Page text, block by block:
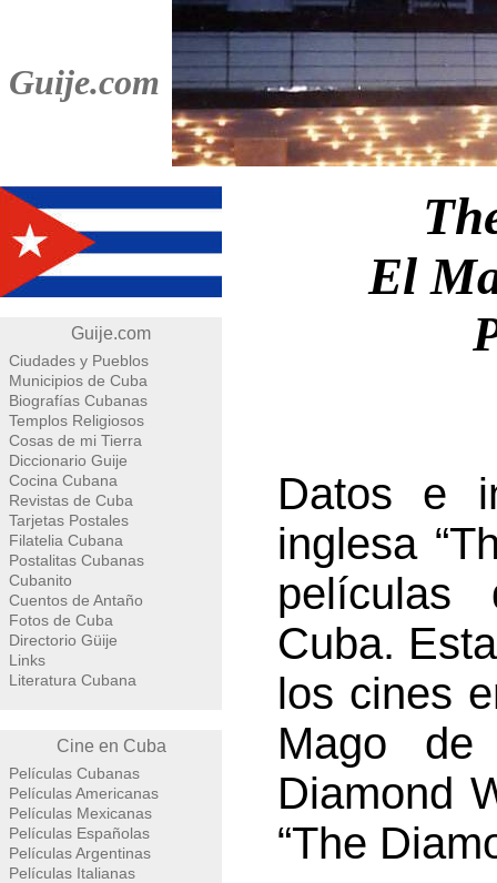
Guije.com
Guije.com
Ciudades y Pueblos
Municipios de Cuba
Biografías Cubanas
Templos Religiosos
Cosas de mi Tierra
Diccionario Guije
Cocina Cubana
Revistas de Cuba
Tarjetas Postales
Filatelia Cubana
Postalitas Cubanas
Cubanito
Cuentos de Antaño
Fotos de Cuba
Directorio Güije
Links
Literatura Cubana
Cine en Cuba
Películas Cubanas
Películas Americanas
Películas Mexicanas
Películas Españolas
Películas Argentinas
Películas Italianas
El
Datos e
inglesa
películas
Cuba.
los cines
Mago de
Diamond
“The